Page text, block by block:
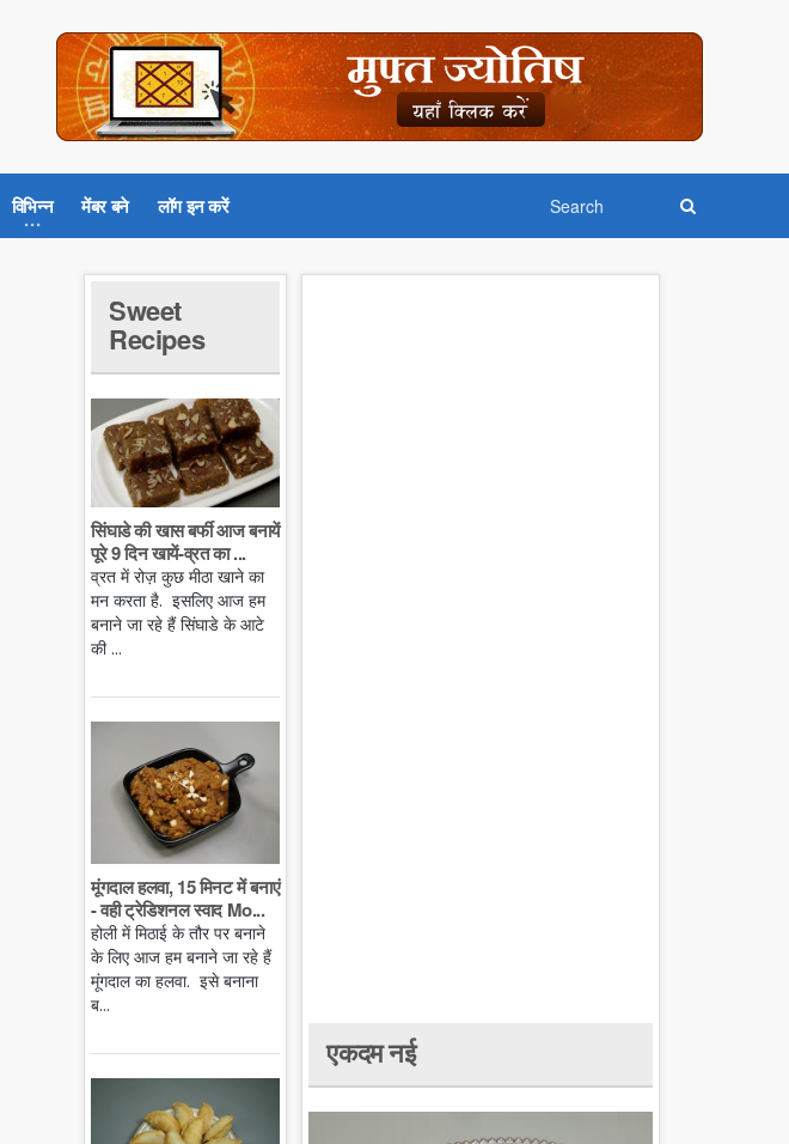
विभिन्न मेंबर बने लॉग इन करें
Sweet
Recipes
सिंघाडे की खास बर्फी आज बनायें
पूरे 9 दिन खायें-व्रत का ...
व्रत में रोज़ कुछ मीठा खाने का
मन करता है. इसलिए आज हम
बनाने जा रहे हैं सिंघाडे के आटे
की ...
मूंगदाल हलवा, 15 मिनट में बनाएं
- वही ट्रेडिशनल स्वाद Mo...
होली में मिठाई के तौर पर बनाने
के लिए आज हम बनाने जा रहे हैं
मूंगदाल का हलवा. इसे बनाना
ब...
एकदम नई